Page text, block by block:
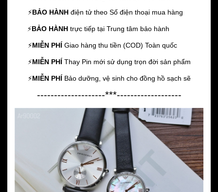
⚡️BẢO HÀNH điện tử theo Số điện thoại mua hàng
⚡️BẢO HÀNH trực tiếp tại Trung tâm bảo hành
⚡️MIỄN PHÍ Giao hàng thu tiền (COD) Toàn quốc
⚡️MIỄN PHÍ Thay Pin mới sử dụng trọn đời sản phẩm
⚡️MIỄN PHÍ Bảo dưỡng, vệ sinh cho đồng hồ sạch sẽ
--------------------***-------------------